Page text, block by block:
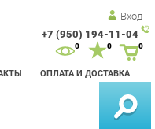
Вход
+7 (950) 194-11-04
ОПЛАТА И ДОСТАВКА
0 0